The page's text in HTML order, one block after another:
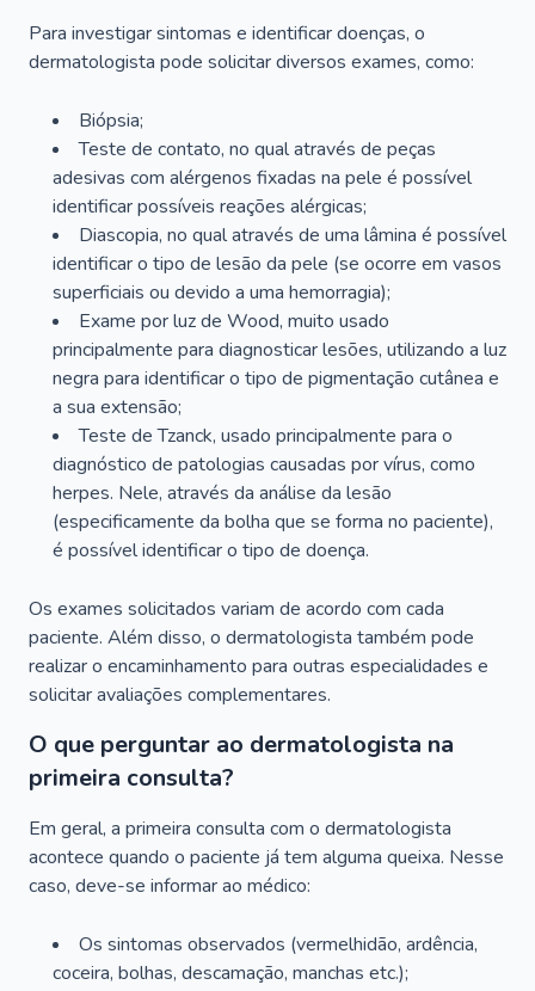
Para investigar sintomas e identificar doenças, o
dermatologista pode solicitar diversos exames, como:
Biópsia;
Teste de contato, no qual através de peças
adesivas com alérgenos fixadas na pele é possível
identificar possíveis reações alérgicas;
Diascopia, no qual através de uma lâmina é possível
identificar o tipo de lesão da pele (se ocorre em vasos
superficiais ou devido a uma hemorragia);
Exame por luz de Wood, muito usado
principalmente para diagnosticar lesões, utilizando a luz
negra para identificar o tipo de pigmentação cutânea e
a sua extensão;
Teste de Tzanck, usado principalmente para o
diagnóstico de patologias causadas por vírus, como
herpes. Nele, através da análise da lesão
(especificamente da bolha que se forma no paciente),
é possível identificar o tipo de doença.
Os exames solicitados variam de acordo com cada
paciente. Além disso, o dermatologista também pode
realizar o encaminhamento para outras especialidades e
solicitar avaliações complementares.
O que perguntar ao dermatologista na
primeira consulta?
Em geral, a primeira consulta com o dermatologista
acontece quando o paciente já tem alguma queixa. Nesse
caso, deve-se informar ao médico:
Os sintomas observados (vermelhidão, ardência,
coceira, bolhas, descamação, manchas etc.);